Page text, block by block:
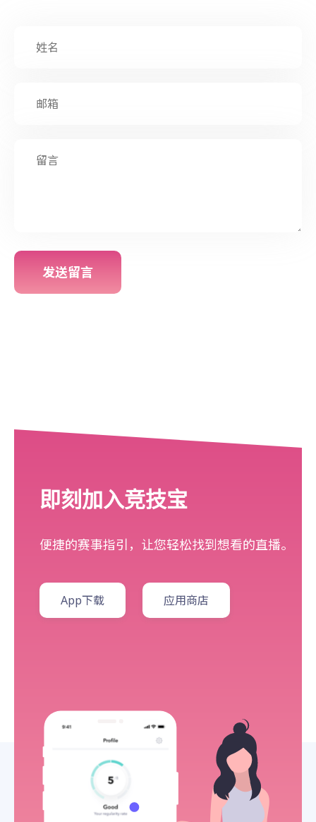
发送留言
即刻加入竞技宝
便捷的赛事指引，让您轻松找到想看的直播。
App下载 应用商店